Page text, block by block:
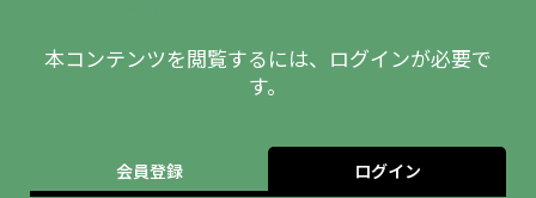
本コンテンツを閲覧するには、ログインが必要で
す。
会員登録 ログイン